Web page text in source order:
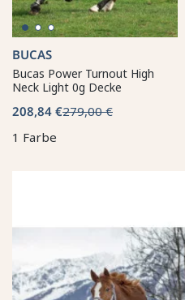
BUCAS
Bucas Power Turnout High
Neck Light 0g Decke
208,84 €279,00 €
1 Farbe